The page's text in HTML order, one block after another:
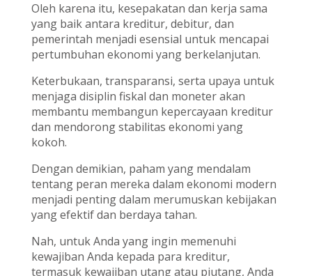
Oleh karena itu, kesepakatan dan kerja sama
yang baik antara kreditur, debitur, dan
pemerintah menjadi esensial untuk mencapai
pertumbuhan ekonomi yang berkelanjutan.
Keterbukaan, transparansi, serta upaya untuk
menjaga disiplin fiskal dan moneter akan
membantu membangun kepercayaan kreditur
dan mendorong stabilitas ekonomi yang
kokoh.
Dengan demikian, paham yang mendalam
tentang peran mereka dalam ekonomi modern
menjadi penting dalam merumuskan kebijakan
yang efektif dan berdaya tahan.
Nah, untuk Anda yang ingin memenuhi
kewajiban Anda kepada para kreditur,
termasuk kewajiban utang atau piutang, Anda